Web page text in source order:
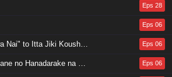
Eps 28
Eps 06
sama ga Nazeka Dekiai shitekimasu Eps 06
(Seikatsu Nouryoku Kaimu) wo Kagenagara Osewa suru Koto ni Narimashita Eps 06